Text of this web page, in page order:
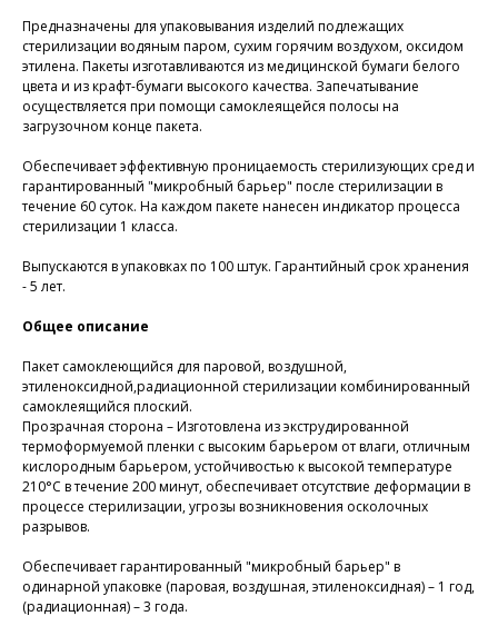
Предназначены для упаковывания изделий подлежащих
стерилизации водяным паром, сухим горячим воздухом, оксидом
этилена. Пакеты изготавливаются из медицинской бумаги белого
цвета и из крафт-бумаги высокого качества. Запечатывание
осуществляется при помощи самоклеящейся полосы на
загрузочном конце пакета.
Обеспечивает эффективную проницае­мость стерилизующих сред и
гарантированный "микробный барьер" после стерилизации в
течение 60 суток. На каждом пакете нанесен индикатор процесса
стерилизации 1 класса.
Выпускаются в упаковках по 100 штук. Гарантийный срок хранения
- 5 лет.
Общее описание
Пакет самоклеющийся для паровой, воздушной,
этиленоксидной,радиационной стерилизации комбинированный
самоклеящийся плоский.
Прозрачная сторона – Изготовлена из экструдированной
термоформуемой пленки с высоким барьером от влаги, отличным
кислородным барьером, устойчивостью к высокой температуре
210°С в течение 200 минут, обеспечивает отсутствие деформации в
процессе стерилизации, угрозы возникновения осколочных
разрывов.
Обеспечивает гарантированный "микробный барьер" в
одинарной упаковке (паровая, воздушная, этиленоксидная) – 1 год,
(радиационная) – 3 года.